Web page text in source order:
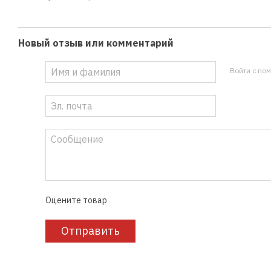
Новый отзыв или комментарий
Войти с
Оцените товар
Отправить